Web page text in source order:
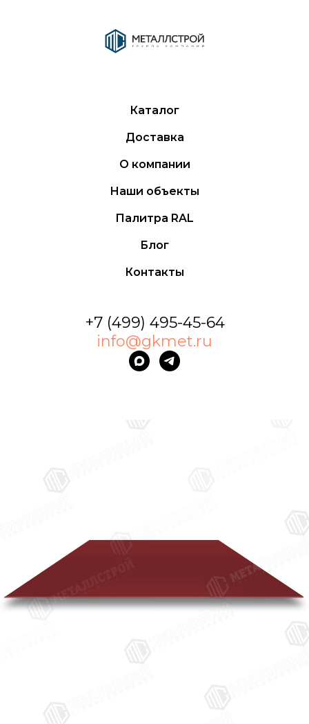
Каталог
Доставка
О компании
Наши объекты
Палитра RAL
Блог
Контакты
+7 (499) 495-45-64
info@gkmet.ru